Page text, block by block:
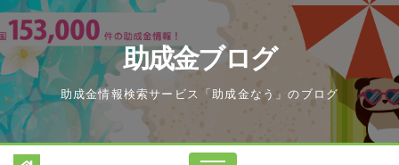
Skip
to
content
助成金ブログ
助成金情報検索サービス「助成金なう」のブログ